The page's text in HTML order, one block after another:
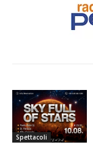
Spettacoli